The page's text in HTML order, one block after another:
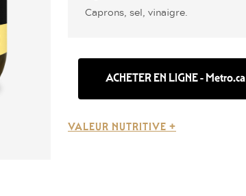
Caprons, sel, vinaigre.
ACHETER EN LIGNE - Metro.ca
VALEUR NUTRITIVE +